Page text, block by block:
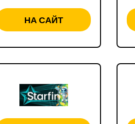
НА САЙТ